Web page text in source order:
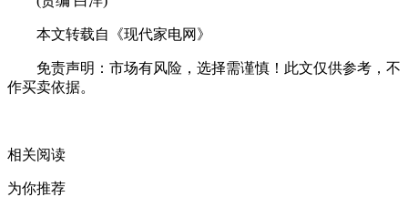
本文转载自《现代家电网》
免责声明：市场有风险，选择需谨慎！此文仅供参考，不
作买卖依据。
相关阅读
为你推荐